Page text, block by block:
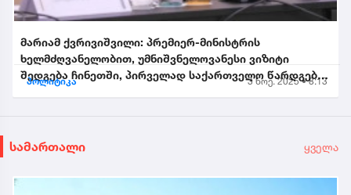
მარიამ ქვრივიშვილი: პრემიერ-მინისტრის
ხელმძღვანელობით, უმნიშვნელოვანესი ვიზიტი
შედგება ჩინეთში, პირველად საქართველო წარდგება
პოლიტიკა 3 ნოე. 2025 • 8:13
სამართალი ყველა